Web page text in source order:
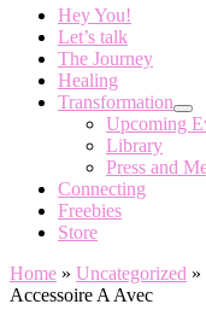
Hey You!
Let’s talk
The Journey
Healing
Transformation
Upcoming
Library
Press and
Connecting
Freebies
Store
Home » Uncategorized »
Accessoire A Avec